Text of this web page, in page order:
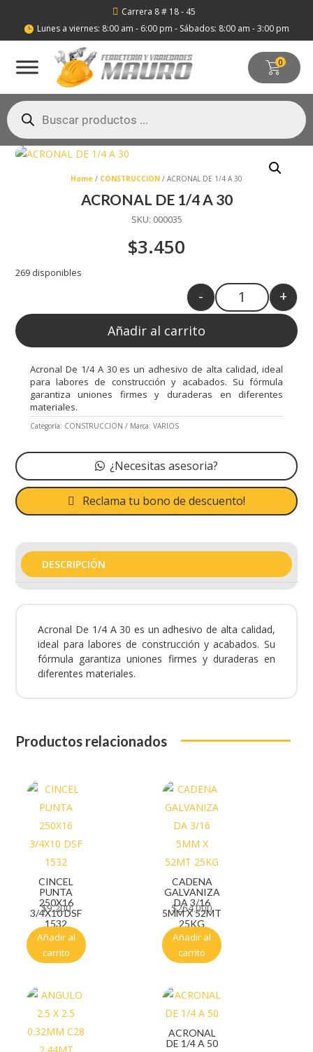
 Carrera 8 # 18 - 45
 Lunes a viernes: 8:00 am - 6:00 pm - Sábados: 8:00 am - 3:00 pm
0
Búsqueda
de
productos
Home / CONSTRUCCION / ACRONAL DE 1/4 A 30
ACRONAL DE 1/4 A 30
SKU: 000035
$3.450
269 disponibles
Quantity
- +
Añadir al carrito
Acronal De 1/4 A 30 es un adhesivo de alta calidad, ideal
para labores de construcción y acabados. Su fórmula
garantiza uniones firmes y duraderas en diferentes
materiales.
Categoría: CONSTRUCCION Marca: VARIOS
¿Necesitas asesoria?
Reclama tu bono de descuento!
DESCRIPCIÓN
Acronal De 1/4 A 30 es un adhesivo de alta calidad,
ideal para labores de construcción y acabados. Su
fórmula garantiza uniones firmes y duraderas en
diferentes materiales.
Productos relacionados
CINCEL
PUNTA
250X16
3/4X10 DSF
1532
$9.200
Añadir al
carrito
CADENA
GALVANIZA
DA 3/16
5MM X 52MT
25KG
$264.000
Añadir al
carrito
ACRONAL
DE 1/4 A 50